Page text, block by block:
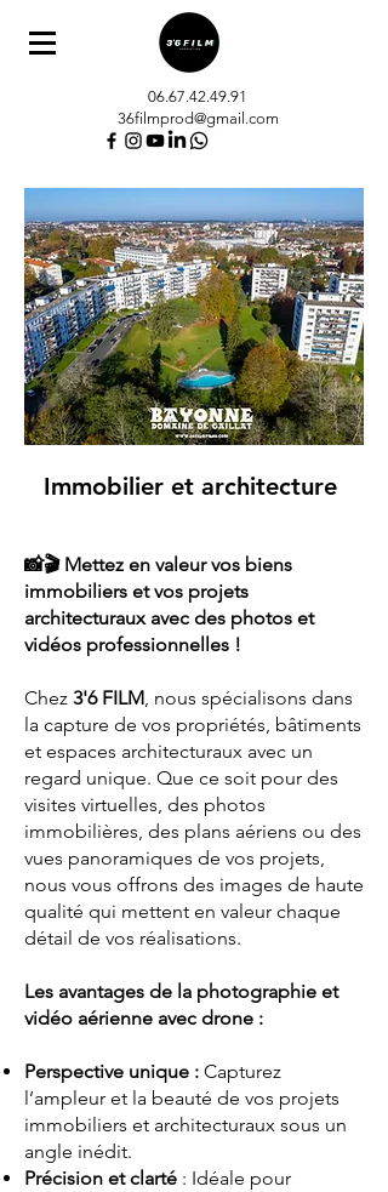
06.67.42.49.91
36filmprod@gmail.com
Immobilier et architecture
📸🎬 Mettez en valeur vos biens
immobiliers et vos projets
architecturaux avec des photos et
vidéos professionnelles !
Chez 3'6 FILM, nous spécialisons dans
la capture de vos propriétés, bâtiments
et espaces architecturaux avec un
regard unique. Que ce soit pour des
visites virtuelles, des photos
immobilières, des plans aériens ou des
vues panoramiques de vos projets,
nous vous offrons des images de haute
qualité qui mettent en valeur chaque
détail de vos réalisations.
Les avantages de la photographie et
vidéo aérienne avec drone :
Perspective unique : Capturez
l’ampleur et la beauté de vos projets
immobiliers et architecturaux sous un
angle inédit.
Précision et clarté : Idéale pour